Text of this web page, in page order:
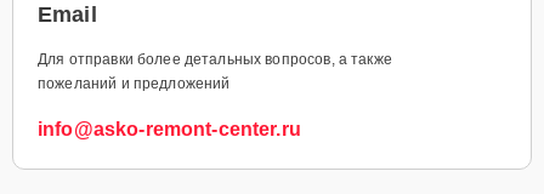
Email
Для отправки более детальных вопросов, а также
пожеланий и предложений
info@asko-remont-center.ru